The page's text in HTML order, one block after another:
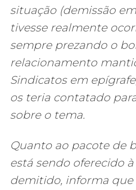
situação (demissão
tivesse realmente
sempre prezando o
relacionamento
Sindicatos em
os teria contatado
sobre o tema.
Quanto ao pacote de
está sendo oferecido
demitido, informa que